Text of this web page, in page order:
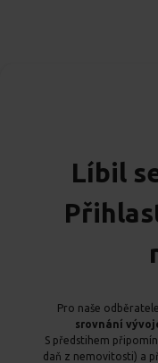
Líbil
Pro naše
srovnání
S předstihem
daň z nemovitosti) a